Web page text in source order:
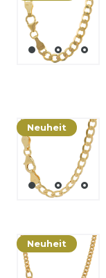
Neuheit
Neuheit